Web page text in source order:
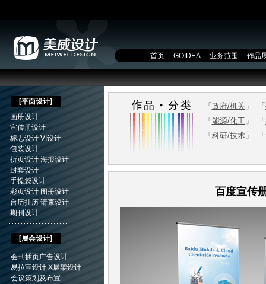
首页 GOIDEA 业务范围 作品
[平面设计]
画册设计
宣传册设计
标志设计 VI设计
包装设计
折页设计 海报设计
封套设计
手提袋设计
彩页设计 图册设计
台历挂历 请柬设计
期刊设计
[展会设计]
会刊插页广告设计
易拉宝设计 X展架设计
会议策划及布置
「 政府/机关 」 「
「 能源/化工」 「
「 科研/技术」 「
百度宣传